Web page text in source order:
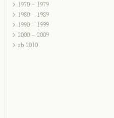
1970 – 1979
1980 – 1989
1990 – 1999
2000 – 2009
ab 2010